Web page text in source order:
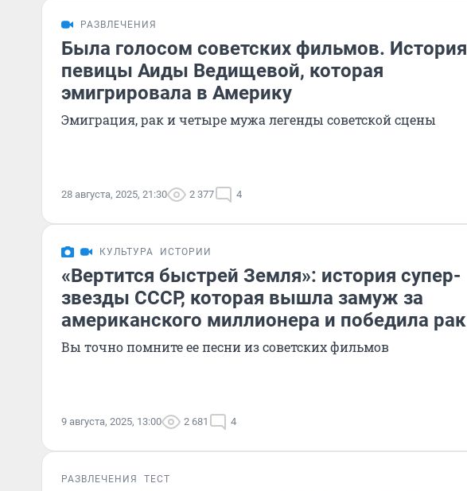
РАЗВЛЕЧЕНИЯ
Была голосом советских фильмов. История
певицы Аиды Ведищевой, которая
эмигрировала в Америку
Эмиграция, рак и четыре мужа легенды советской сцены
28 августа, 2025, 21:30 2 377 4
КУЛЬТУРА ИСТОРИИ
«Вертится быстрей Земля»: история супер-
звезды СССР, которая вышла замуж за
американского миллионера и победила рак
Вы точно помните ее песни из советских фильмов
9 августа, 2025, 13:00 2 681 4
РАЗВЛЕЧЕНИЯ ТЕСТ